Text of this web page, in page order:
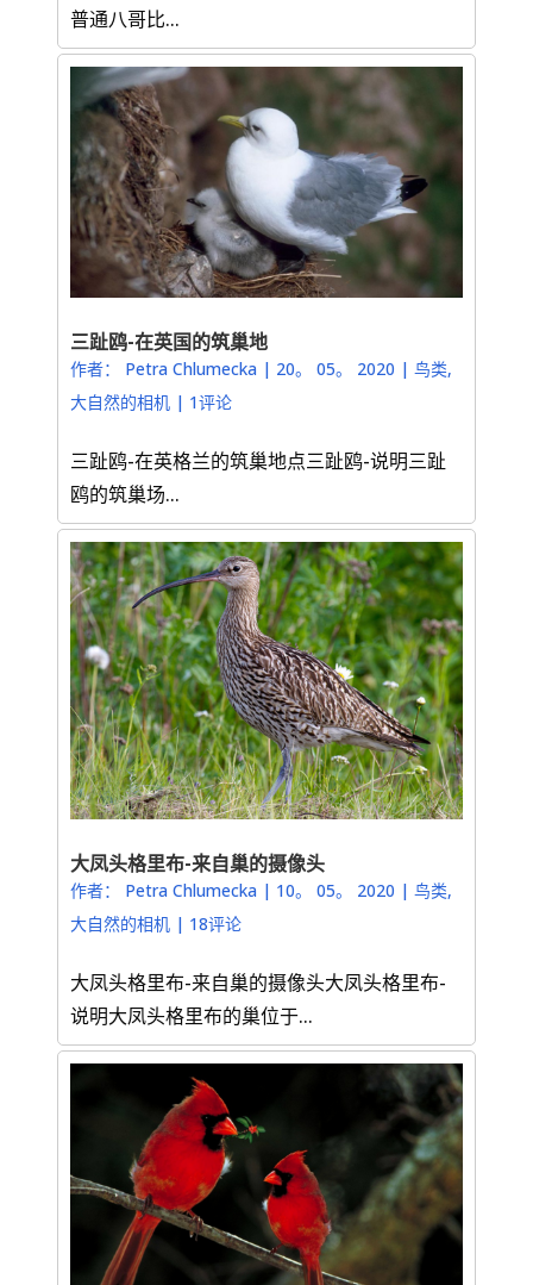
普通八哥比...
三趾鸥-在英国的筑巢地
作者： Petra Chlumecka | 20。 05。 2020 |鸟类,
大自然的相机 | 1评论
三趾鸥-在英格兰的筑巢地点三趾鸥-说明三趾
鸥的筑巢场...
大凤头格里布-来自巢的摄像头
作者： Petra Chlumecka | 10。 05。 2020 |鸟类,
大自然的相机 | 18评论
大凤头格里布-来自巢的摄像头大凤头格里布-
说明大凤头格里布的巢位于...